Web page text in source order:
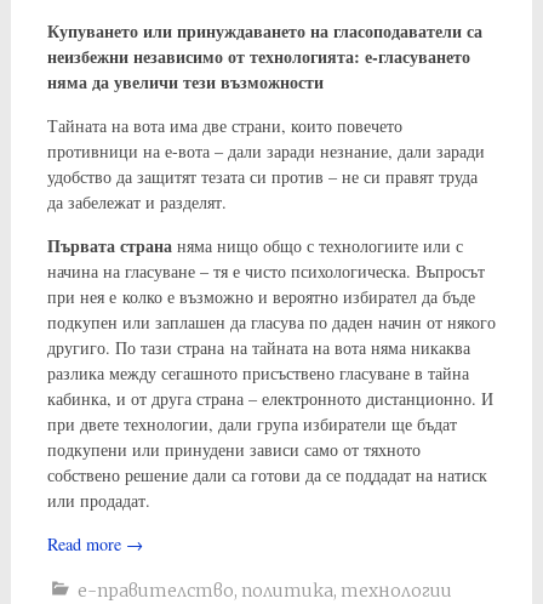
Купуването или принуждаването на гласоподаватели са
неизбежни независимо от технологията: е-гласуването
няма да увеличи тези възможности
Тайната на вота има две страни, които повечето
противници на е-вота – дали заради незнание, дали заради
удобство да защитят тезата си против – не си правят труда
да забележат и разделят.
Първата странаняма нищо общо с технологиите или с
начина на гласуване – тя е чисто психологическа. Въпросът
при нея е колко е възможно и вероятно избирател да бъде
подкупен или заплашен да гласува по даден начин от някого
другиго. По тази страна на тайната на вота няма никаква
разлика между сегашното присъствено гласуване в тайна
кабинка, и от друга страна – електронното дистанционно. И
при двете технологии, дали група избиратели ще бъдат
подкупени или принудени зависи само от тяхното
собствено решение дали са готови да се поддадат на натиск
или продадат.
Read more →
е-правителство, политика, технологии